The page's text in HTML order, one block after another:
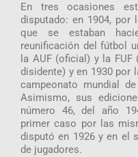
En tres ocasiones
disputado: en 1904, por
que se estaban
reunificación del fútbol
la AUF (oficial) y la FUF
disidente) y en 1930 por
campeonato mundial
Asimismo, sus
número 46, del año
primer caso por las
disputó en 1926 y en el
de jugadores.